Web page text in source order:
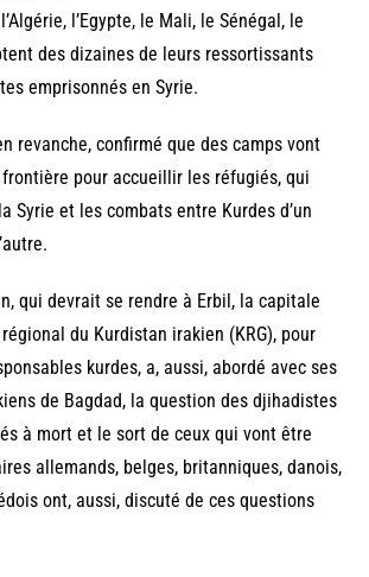
l’Egypte, le Mali, le Sénégal, le
des dizaines de leurs ressortissants
emprisonnés en Syrie.
revanche, confirmé que des camps vont
pour accueillir les réfugiés, qui
Syrie et les combats entre Kurdes d’un
qui devrait se rendre à Erbil, la capitale
du Kurdistan irakien (KRG), pour
kurdes, a, aussi, abordé avec ses
de Bagdad, la question des djihadistes
à mort et le sort de ceux qui vont être
allemands, belges, britanniques, danois,
ont, aussi, discuté de ces questions